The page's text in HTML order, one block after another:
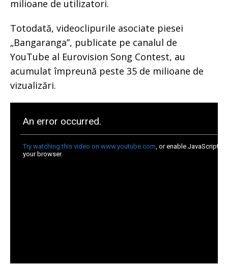
milioane de utilizatori.
Totodată, videoclipurile asociate piesei
„Bangaranga”, publicate pe canalul de
YouTube al Eurovision Song Contest, au
acumulat împreună peste 35 de milioane de
vizualizări.